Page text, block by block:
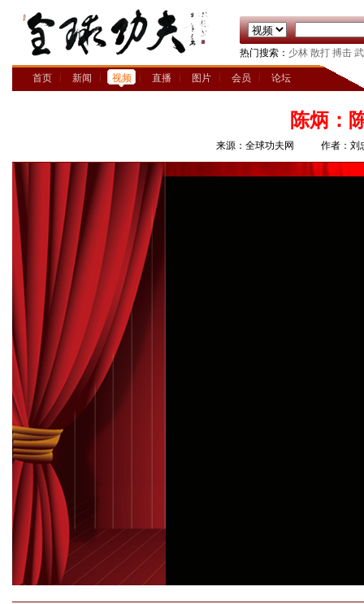
热门搜索： 少林 散打 搏击
首页 新闻 视频 直播 图片 会员 论坛
陈炳：
来源：全球功夫网 作者：刘